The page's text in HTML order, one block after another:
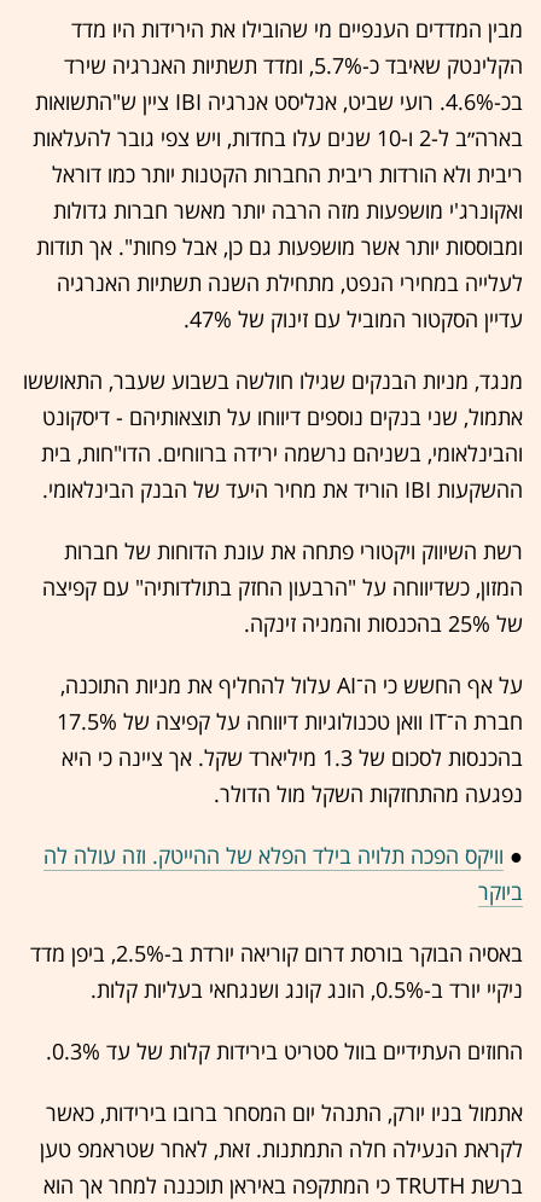
מבין המדדים הענפיים מי שהובילו את הירידות היו מדד
הקלינטק שאיבד כ-5.7%, ומדד תשתיות האנרגיה שירד
בכ-4.6%. רועי שביט, אנליסט אנרגיה IBI ציין ש"התשואות
בארה״ב ל-2 ו-10 שנים עלו בחדות, ויש צפי גובר להעלאות
ריבית ולא הורדות ריבית החברות הקטנות יותר כמו דוראל
ואקונרג'י מושפעות מזה הרבה יותר מאשר חברות גדולות
ומבוססות יותר אשר מושפעות גם כן, אבל פחות". אך תודות
לעלייה במחירי הנפט, מתחילת השנה תשתיות האנרגיה
עדיין הסקטור המוביל עם זינוק של 47%.
מנגד, מניות הבנקים שגילו חולשה בשבוע שעבר, התאוששו
אתמול, שני בנקים נוספים דיווחו על תוצאותיהם - דיסקונט
והבינלאומי, בשניהם נרשמה ירידה ברווחים. הדו"חות, בית
ההשקעות IBI הוריד את מחיר היעד של הבנק הבינלאומי.
רשת השיווק ויקטורי פתחה את עונת הדוחות של חברות
המזון, כשדיווחה על "הרבעון החזק בתולדותיה" עם קפיצה
של 25% בהכנסות והמניה זינקה.
על אף החשש כי ה־AI עלול להחליף את מניות התוכנה,
חברת ה־IT וואן טכנולוגיות דיווחה על קפיצה של 17.5%
בהכנסות לסכום של 1.3 מיליארד שקל. אך ציינה כי היא
נפגעה מהתחזקות השקל מול הדולר.
● וויקס הפכה תלויה בילד הפלא של ההייטק. וזה עולה לה
ביוקר
באסיה הבוקר בורסת דרום קוריאה יורדת ב-2.5%, ביפן מדד
ניקיי יורד ב-0.5%, הונג קונג ושנגחאי בעליות קלות.
החוזים העתידיים בוול סטריט בירידות קלות של עד 0.3%.
אתמול בניו יורק, התנהל יום המסחר ברובו בירידות, כאשר
לקראת הנעילה חלה התמתנות. זאת, לאחר שטראמפ טען
ברשת TRUTH כי המתקפה באיראן תוכננה למחר אך הוא